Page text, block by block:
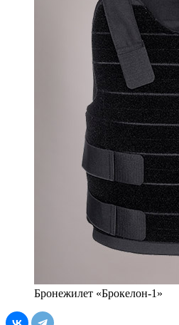
Бронежилет «Брокелон-1»